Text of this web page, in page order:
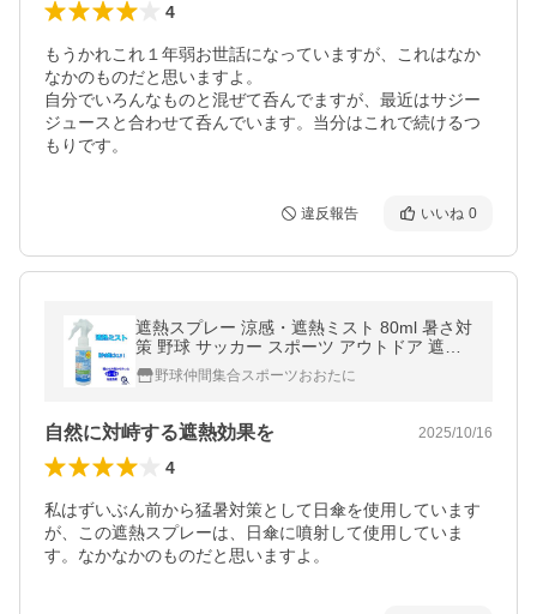
4
もうかれこれ１年弱お世話になっていますが、これはなか
なかのものだと思いますよ。
自分でいろんなものと混ぜて呑んでますが、最近はサジー
ジュースと合わせて呑んでいます。当分はこれで続けるつ
もりです。
違反報告 いいね 0
遮熱スプレー 涼感・遮熱ミスト 80ml 暑さ対
策 野球 サッカー スポーツ アウトドア 遮熱
剤 MKS549
野球仲間集合スポーツおおたに
自然に対峙する遮熱効果を 2025/10/16
4
私はずいぶん前から猛暑対策として日傘を使用しています
が、この遮熱スプレーは、日傘に噴射して使用していま
す。なかなかのものだと思いますよ。